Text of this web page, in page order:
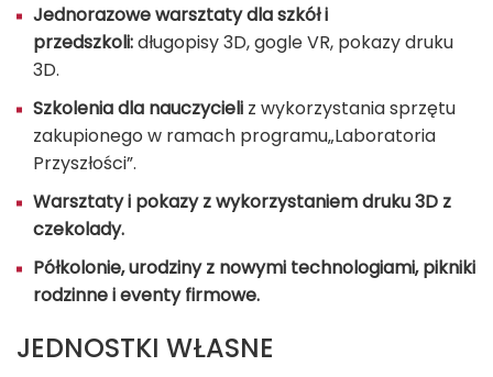
Jednorazowe warsztaty dla szkół i
przedszkoli:długopisy 3D, gogle VR, pokazy druku
3D.
Szkolenia dla nauczycieli z wykorzystania sprzętu
zakupionego w ramach programu„Laboratoria
Przyszłości”.
Warsztaty i pokazy z wykorzystaniem druku 3D z
czekolady.
Półkolonie, urodziny z nowymi technologiami, pikniki
rodzinne i eventy firmowe.
JEDNOSTKI WŁASNE